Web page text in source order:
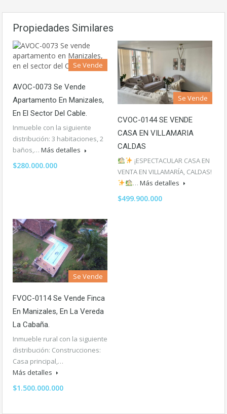
Propiedades Similares
Se Vende
AVOC-0073 Se Vende
Apartamento En Manizales,
En El Sector Del Cable.
Inmueble con la siguiente
distribución: 3 habitaciones, 2
baños,… Más detalles
$280.000.000
Se Vende
CVOC-0144 SE VENDE
CASA EN VILLAMARIA
CALDAS
¡ESPECTACULAR CASA EN
VENTA EN VILLAMARÍA, CALDAS!
… Más detalles
$499.900.000
Se Vende
FVOC-0114 Se Vende Finca
En Manizales, En La Vereda
La Cabaña.
Inmueble rural con la siguiente
distribución: Construcciones:
Casa principal,…
Más detalles
$1.500.000.000